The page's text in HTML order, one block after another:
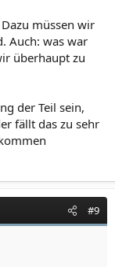
müssen wir
Auch: was war
überhaupt zu
der Teil sein,
fällt das zu sehr
#9